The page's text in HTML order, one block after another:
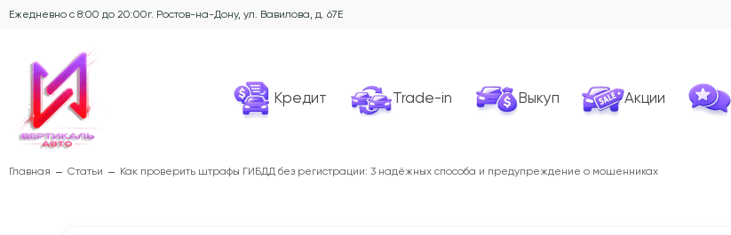
Ежедневно с 8:00 до 20:00г. Ростов-на-Дону, ул. Вавилова, д. 67Е
Кредит Trade-in Выкуп Акции
Главная Статьи Как проверить штрафы ГИБДД без регистрации: 3 надёжных способа и предупреждение о мошенниках